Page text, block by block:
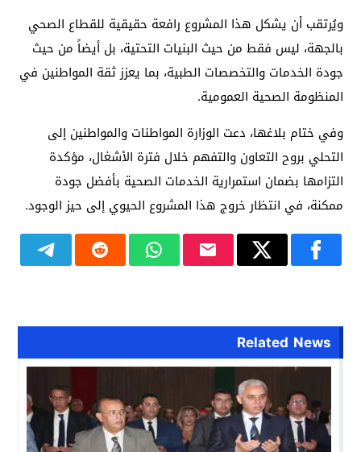
ويُرتقب أن يشكل هذا المشروع رافعة حقيقية للقطاع الصحي
بالجهة، ليس فقط من حيث البنيات التحتية، بل أيضاً من حيث
جودة الخدمات والتخصصات الطبية، بما يعزز ثقة المواطنين في
المنظومة الصحية العمومية.
وفي ختام بلاغها، دعت الوزارة المواطنات والمواطنين إلى
التحلي بروح التعاون والتفهم خلال فترة الأشغال، مؤكدة
التزامها بضمان استمرارية الخدمات الصحية بأفضل جودة
ممكنة، في انتظار خروج هذا المشروع الحيوي إلى حيز الوجود.
Related News